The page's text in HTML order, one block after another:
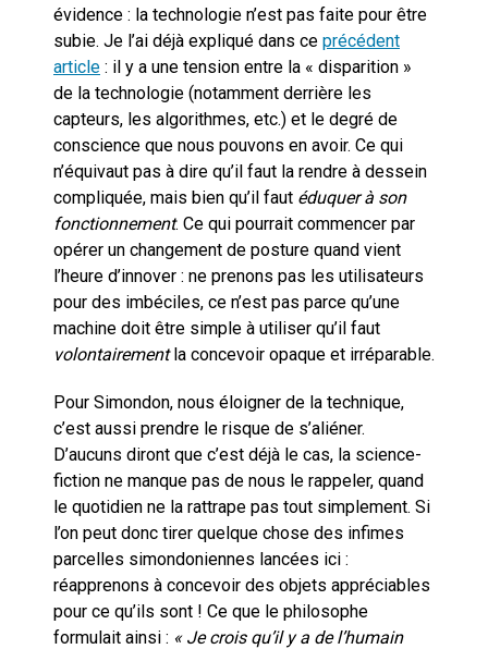
évidence : la technologie n’est pas faite pour être
subie. Je l’ai déjà expliqué dans ce précédent
article : il y a une tension entre la « disparition »
de la technologie (notamment derrière les
capteurs, les algorithmes, etc.) et le degré de
conscience que nous pouvons en avoir. Ce qui
n’équivaut pas à dire qu’il faut la rendre à dessein
compliquée, mais bien qu’il faut éduquer à son
fonctionnement. Ce qui pourrait commencer par
opérer un changement de posture quand vient
l’heure d’innover : ne prenons pas les utilisateurs
pour des imbéciles, ce n’est pas parce qu’une
machine doit être simple à utiliser qu’il faut
volontairementla concevoir opaque et irréparable.
Pour Simondon, nous éloigner de la technique,
c’est aussi prendre le risque de s’aliéner.
D’aucuns diront que c’est déjà le cas, la science-
fiction ne manque pas de nous le rappeler, quand
le quotidien ne la rattrape pas tout simplement. Si
l’on peut donc tirer quelque chose des infimes
parcelles simondoniennes lancées ici :
réapprenons à concevoir des objets appréciables
pour ce qu’ils sont ! Ce que le philosophe
formulait ainsi : « Je crois qu’il y a de l’humain